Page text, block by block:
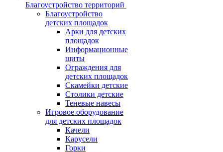
Благоустройство территорий
Благоустройство
детских площадок
Арки для детских
площадок
Информационные
щиты
Ограждения для
детских площадок
Скамейки детские
Столики детские
Теневые навесы
Игровое оборудование
для детских площадок
Качели
Карусели
Горки